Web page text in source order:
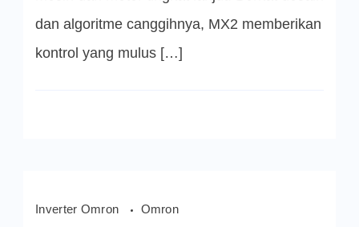
dan algoritme canggihnya, MX2 memberikan
kontrol yang mulus […]
Inverter Omron Omron